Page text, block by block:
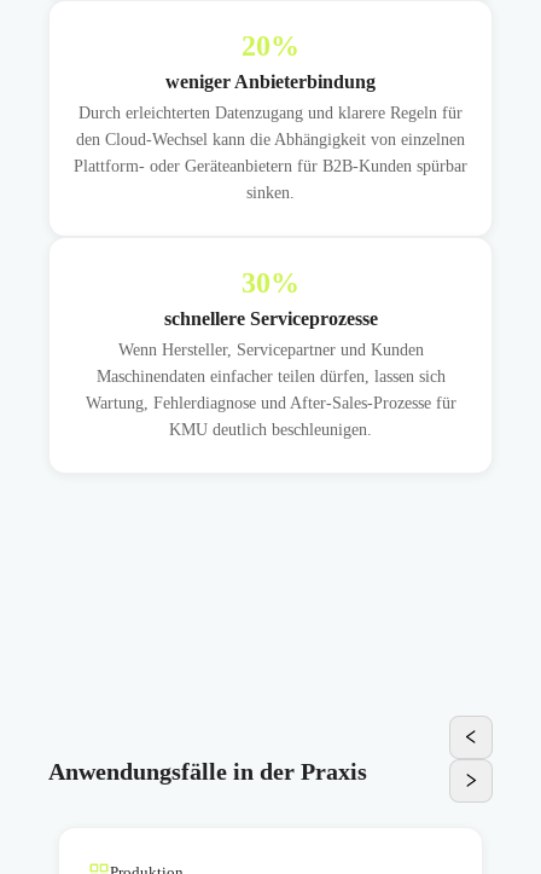
20%
weniger Anbieterbindung
Durch erleichterten Datenzugang und klarere Regeln für
den Cloud-Wechsel kann die Abhängigkeit von einzelnen
Plattform- oder Geräteanbietern für B2B-Kunden spürbar
sinken.
30%
schnellere Serviceprozesse
Wenn Hersteller, Servicepartner und Kunden
Maschinendaten einfacher teilen dürfen, lassen sich
Wartung, Fehlerdiagnose und After-Sales-Prozesse für
KMU deutlich beschleunigen.
Anwendungsfälle in der Praxis